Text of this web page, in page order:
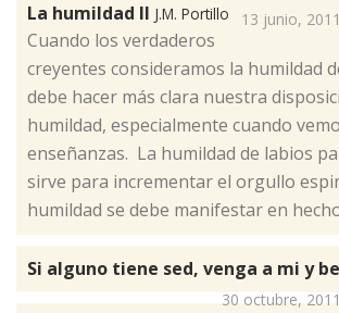
La humildad II J.M. Portillo 13 junio, 2011
​Cuando los verdaderos
creyentes consideramos la humildad
debe hacer más clara nuestra
humildad, especialmente cuando
enseñanzas. La humildad de labios
sirve para incrementar el orgullo
humildad se debe manifestar en
Si alguno tiene sed, venga a mi y
30 octubre,